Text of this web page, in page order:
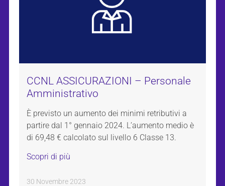
CCNL ASSICURAZIONI – Personale
Amministrativo
È previsto un aumento dei minimi retributivi a
partire dal 1° gennaio 2024. L’aumento medio è
di 69,48 € calcolato sul livello 6 Classe 13.
Scopri di più
30 Novembre 2023